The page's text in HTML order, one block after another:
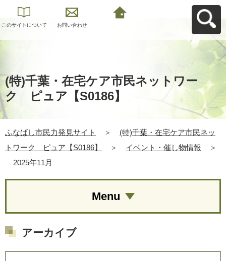
このサイトについて お問い合わせ
(特)千葉・在宅ケア市民ネットワー
ク ピュア【S0186】
ふなばし市民力発見サイト ＞
(特)千葉・在宅ケア市民ネッ
トワーク ピュア【S0186】
＞ イベント・催し物情報
＞
2025年11月
Menu
アーカイブ